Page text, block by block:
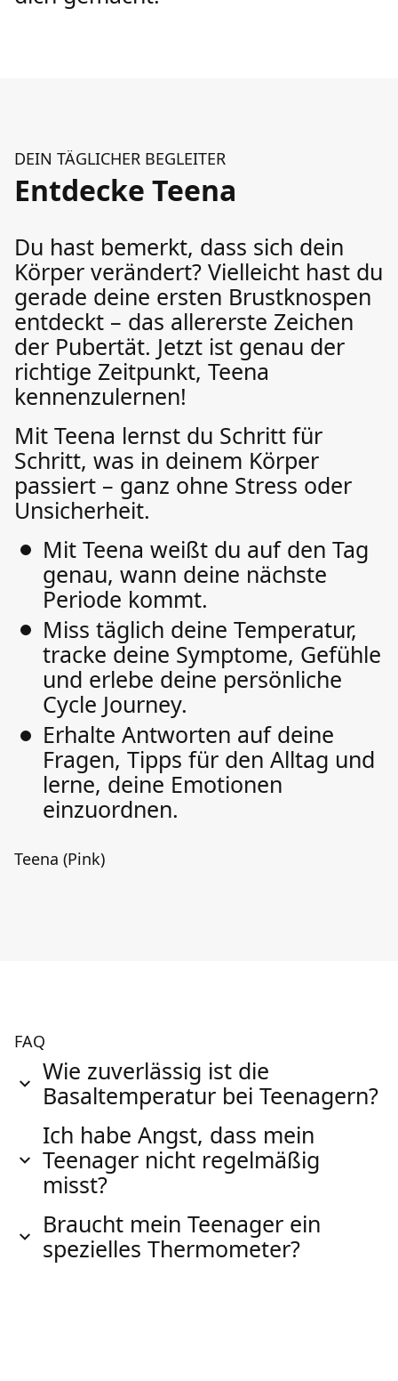
DEIN TÄGLICHER BEGLEITER
Entdecke Teena
Du hast bemerkt, dass sich dein
Körper verändert? Vielleicht hast du
gerade deine ersten Brustknospen
entdeckt – das allererste Zeichen
der Pubertät. Jetzt ist genau der
richtige Zeitpunkt, Teena
kennenzulernen!
Mit Teena lernst du Schritt für
Schritt, was in deinem Körper
passiert – ganz ohne Stress oder
Unsicherheit.
Mit Teena weißt du auf den Tag
genau, wann deine nächste
Periode kommt.
Miss täglich deine Temperatur,
tracke deine Symptome, Gefühle
und erlebe deine persönliche
Cycle Journey.
Erhalte Antworten auf deine
Fragen, Tipps für den Alltag und
lerne, deine Emotionen
einzuordnen.
Teena (Pink)
FAQ
Wie zuverlässig ist die
Basaltemperatur bei Teenagern?
Ich habe Angst, dass mein
Teenager nicht regelmäßig
misst?
Braucht mein Teenager ein
spezielles Thermometer?